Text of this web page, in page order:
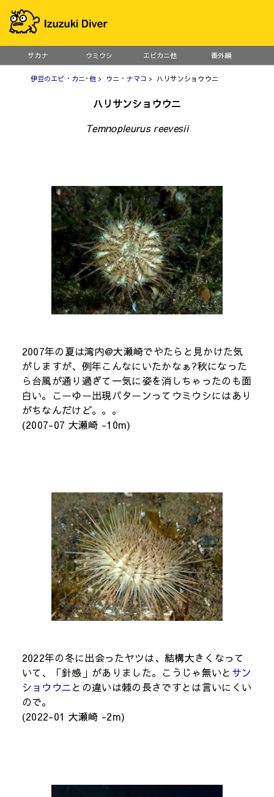
サカナ ウミウシ エビカニ他 番外編
伊豆のエビ・カニ･他> ウニ・ナマコ > ハリサンショウウニ
ハリサンショウウニ
Temnopleurus reevesii
2007年の夏は湾内@大瀬崎でやたらと見かけた気
がしますが、例年こんなにいたかなぁ?秋になった
ら台風が通り過ぎて一気に姿を消しちゃったのも面
白い。こーゆー出現パターンってウミウシにはあり
がちなんだけど。。。
(2007-07 大瀬崎 -10m)
2022年の冬に出会ったヤツは、結構大きくなって
いて、「針感」がありました。こうじゃ無いと サン
ショウウニとの違いは棘の長さですとは言いにくい
ので。
(2022-01 大瀬崎 -2m)